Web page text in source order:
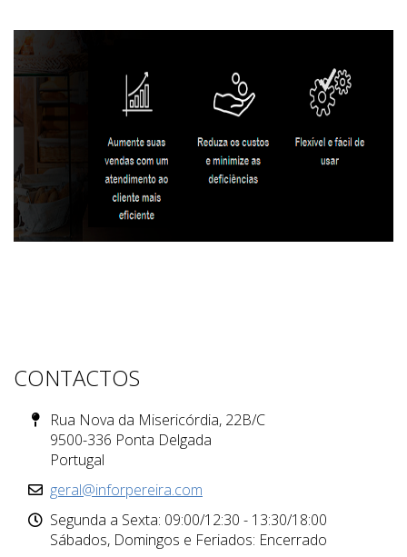
CONTACTOS
Rua Nova da Misericórdia, 22B/C
9500-336 Ponta Delgada
Portugal
geral@inforpereira.com
Segunda a Sexta: 09:00/12:30 - 13:30/18:00
Sábados, Domingos e Feriados: Encerrado